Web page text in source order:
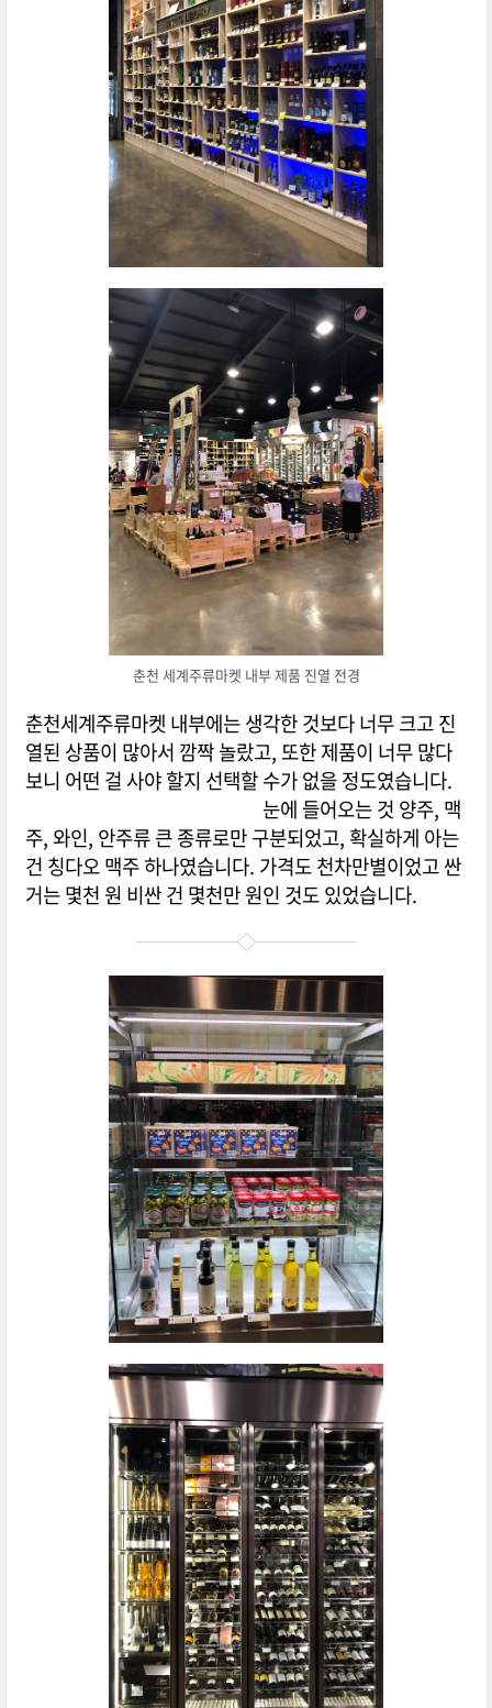
춘천 세계주류마켓 내부 제품 진열 전경
춘천세계주류마켓 내부에는 생각한 것보다 너무 크고 진
열된 상품이 많아서 깜짝 놀랐고, 또한 제품이 너무 많다
보니 어떤 걸 사야 할지 선택할 수가 없을 정도였습니다.
눈에 들어오는 것 양주, 맥
주, 와인, 안주류 큰 종류로만 구분되었고, 확실하게 아는
건 칭다오 맥주 하나였습니다. 가격도 천차만별이었고 싼
거는 몇천 원 비싼 건 몇천만 원인 것도 있었습니다.